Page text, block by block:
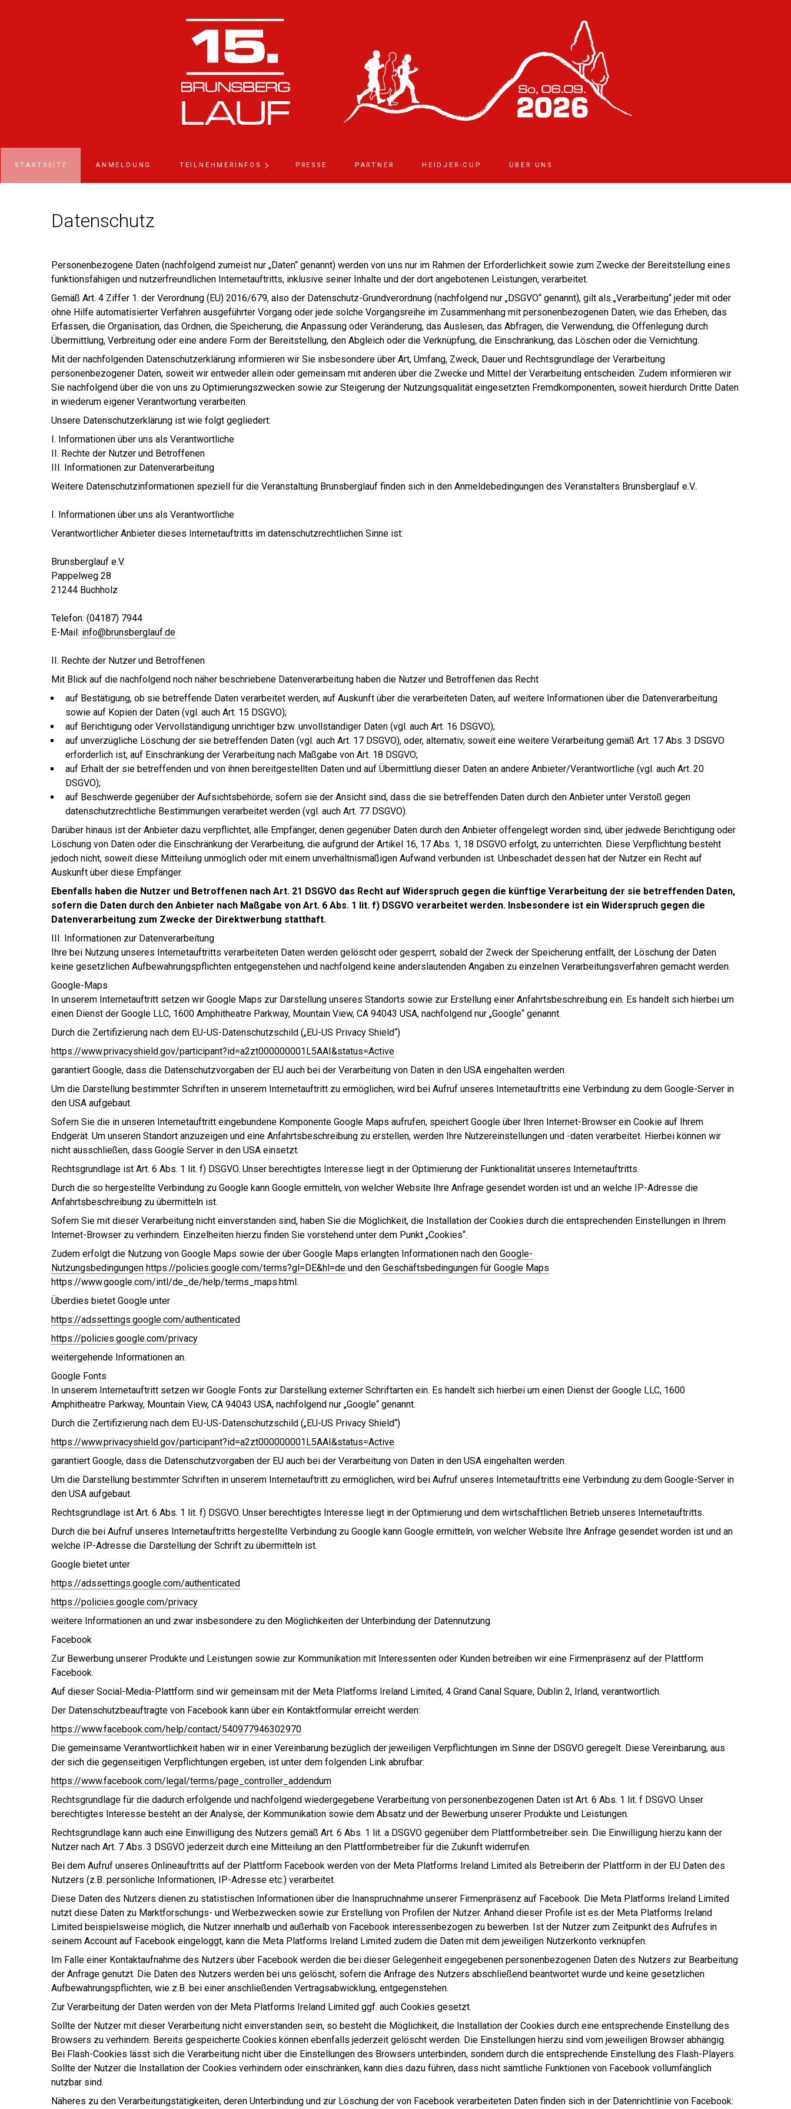
STARTSEITE ANMELDUNG TEILNEHMERINFOS PRESSE PARTNER HEIDJER-CUP ÜBER UNS
Datenschutz
Personenbezogene Daten (nachfolgend zumeist nur „Daten“ genannt) werden von uns nur im Rahmen der Erforderlichkeit sowie zum Zwecke der Bereitstellung eines
funktionsfähigen und nutzerfreundlichen Internetauftritts, inklusive seiner Inhalte und der dort angebotenen Leistungen, verarbeitet.
Gemäß Art. 4 Ziffer 1. der Verordnung (EU) 2016/679, also der Datenschutz-Grundverordnung (nachfolgend nur „DSGVO“ genannt), gilt als „Verarbeitung“ jeder mit oder
ohne Hilfe automatisierter Verfahren ausgeführter Vorgang oder jede solche Vorgangsreihe im Zusammenhang mit personenbezogenen Daten, wie das Erheben, das
Erfassen, die Organisation, das Ordnen, die Speicherung, die Anpassung oder Veränderung, das Auslesen, das Abfragen, die Verwendung, die Offenlegung durch
Übermittlung, Verbreitung oder eine andere Form der Bereitstellung, den Abgleich oder die Verknüpfung, die Einschränkung, das Löschen oder die Vernichtung.
Mit der nachfolgenden Datenschutzerklärung informieren wir Sie insbesondere über Art, Umfang, Zweck, Dauer und Rechtsgrundlage der Verarbeitung
personenbezogener Daten, soweit wir entweder allein oder gemeinsam mit anderen über die Zwecke und Mittel der Verarbeitung entscheiden. Zudem informieren wir
Sie nachfolgend über die von uns zu Optimierungszwecken sowie zur Steigerung der Nutzungsqualität eingesetzten Fremdkomponenten, soweit hierdurch Dritte Daten
in wiederum eigener Verantwortung verarbeiten.
Unsere Datenschutzerklärung ist wie folgt gegliedert:
I. Informationen über uns als Verantwortliche
II. Rechte der Nutzer und Betroffenen
III. Informationen zur Datenverarbeitung
Weitere Datenschutzinformationen speziell für die Veranstaltung Brunsberglauf finden sich in den Anmeldebedingungen des Veranstalters Brunsberglauf e.V..
I. Informationen über uns als Verantwortliche
Verantwortlicher Anbieter dieses Internetauftritts im datenschutzrechtlichen Sinne ist:
Brunsberglauf e.V.
Pappelweg 28
21244 Buchholz
Telefon: (04187) 7944
E-Mail: info@brunsberglauf.de
II. Rechte der Nutzer und Betroffenen
Mit Blick auf die nachfolgend noch näher beschriebene Datenverarbeitung haben die Nutzer und Betroffenen das Recht
auf Bestätigung, ob sie betreffende Daten verarbeitet werden, auf Auskunft über die verarbeiteten Daten, auf weitere Informationen über die Datenverarbeitung
sowie auf Kopien der Daten (vgl. auch Art. 15 DSGVO);
auf Berichtigung oder Vervollständigung unrichtiger bzw. unvollständiger Daten (vgl. auch Art. 16 DSGVO);
auf unverzügliche Löschung der sie betreffenden Daten (vgl. auch Art. 17 DSGVO), oder, alternativ, soweit eine weitere Verarbeitung gemäß Art. 17 Abs. 3 DSGVO
erforderlich ist, auf Einschränkung der Verarbeitung nach Maßgabe von Art. 18 DSGVO;
auf Erhalt der sie betreffenden und von ihnen bereitgestellten Daten und auf Übermittlung dieser Daten an andere Anbieter/Verantwortliche (vgl. auch Art. 20
DSGVO);
auf Beschwerde gegenüber der Aufsichtsbehörde, sofern sie der Ansicht sind, dass die sie betreffenden Daten durch den Anbieter unter Verstoß gegen
datenschutzrechtliche Bestimmungen verarbeitet werden (vgl. auch Art. 77 DSGVO).
Darüber hinaus ist der Anbieter dazu verpflichtet, alle Empfänger, denen gegenüber Daten durch den Anbieter offengelegt worden sind, über jedwede Berichtigung oder
Löschung von Daten oder die Einschränkung der Verarbeitung, die aufgrund der Artikel 16, 17 Abs. 1, 18 DSGVO erfolgt, zu unterrichten. Diese Verpflichtung besteht
jedoch nicht, soweit diese Mitteilung unmöglich oder mit einem unverhältnismäßigen Aufwand verbunden ist. Unbeschadet dessen hat der Nutzer ein Recht auf
Auskunft über diese Empfänger.
Ebenfalls haben die Nutzer und Betroffenen nach Art. 21 DSGVO das Recht auf Widerspruch gegen die künftige Verarbeitung der sie betreffenden Daten,
sofern die Daten durch den Anbieter nach Maßgabe von Art. 6 Abs. 1 lit. f) DSGVO verarbeitet werden. Insbesondere ist ein Widerspruch gegen die
Datenverarbeitung zum Zwecke der Direktwerbung statthaft.
III. Informationen zur Datenverarbeitung
Ihre bei Nutzung unseres Internetauftritts verarbeiteten Daten werden gelöscht oder gesperrt, sobald der Zweck der Speicherung entfällt, der Löschung der Daten
keine gesetzlichen Aufbewahrungspflichten entgegenstehen und nachfolgend keine anderslautenden Angaben zu einzelnen Verarbeitungsverfahren gemacht werden.
Google-Maps
In unserem Internetauftritt setzen wir Google Maps zur Darstellung unseres Standorts sowie zur Erstellung einer Anfahrtsbeschreibung ein. Es handelt sich hierbei um
einen Dienst der Google LLC, 1600 Amphitheatre Parkway, Mountain View, CA 94043 USA, nachfolgend nur „Google“ genannt.
Durch die Zertifizierung nach dem EU-US-Datenschutzschild („EU-US Privacy Shield“)
https://www.privacyshield.gov/participant?id=a2zt000000001L5AAI&status=Active
garantiert Google, dass die Datenschutzvorgaben der EU auch bei der Verarbeitung von Daten in den USA eingehalten werden.
Um die Darstellung bestimmter Schriften in unserem Internetauftritt zu ermöglichen, wird bei Aufruf unseres Internetauftritts eine Verbindung zu dem Google-Server in
den USA aufgebaut.
Sofern Sie die in unseren Internetauftritt eingebundene Komponente Google Maps aufrufen, speichert Google über Ihren Internet-Browser ein Cookie auf Ihrem
Endgerät. Um unseren Standort anzuzeigen und eine Anfahrtsbeschreibung zu erstellen, werden Ihre Nutzereinstellungen und -daten verarbeitet. Hierbei können wir
nicht ausschließen, dass Google Server in den USA einsetzt.
Rechtsgrundlage ist Art. 6 Abs. 1 lit. f) DSGVO. Unser berechtigtes Interesse liegt in der Optimierung der Funktionalität unseres Internetauftritts.
Durch die so hergestellte Verbindung zu Google kann Google ermitteln, von welcher Website Ihre Anfrage gesendet worden ist und an welche IP-Adresse die
Anfahrtsbeschreibung zu übermitteln ist.
Sofern Sie mit dieser Verarbeitung nicht einverstanden sind, haben Sie die Möglichkeit, die Installation der Cookies durch die entsprechenden Einstellungen in Ihrem
Internet-Browser zu verhindern. Einzelheiten hierzu finden Sie vorstehend unter dem Punkt „Cookies“.
Zudem erfolgt die Nutzung von Google Maps sowie der über Google Maps erlangten Informationen nach den Google-
Nutzungsbedingungen https://policies.google.com/terms?gl=DE&hl=de und den Geschäftsbedingungen für Google Maps
https://www.google.com/intl/de_de/help/terms_maps.html.
Überdies bietet Google unter
https://adssettings.google.com/authenticated
https://policies.google.com/privacy
weitergehende Informationen an.
Google Fonts
In unserem Internetauftritt setzen wir Google Fonts zur Darstellung externer Schriftarten ein. Es handelt sich hierbei um einen Dienst der Google LLC, 1600
Amphitheatre Parkway, Mountain View, CA 94043 USA, nachfolgend nur „Google“ genannt.
Durch die Zertifizierung nach dem EU-US-Datenschutzschild („EU-US Privacy Shield“)
https://www.privacyshield.gov/participant?id=a2zt000000001L5AAI&status=Active
garantiert Google, dass die Datenschutzvorgaben der EU auch bei der Verarbeitung von Daten in den USA eingehalten werden.
Um die Darstellung bestimmter Schriften in unserem Internetauftritt zu ermöglichen, wird bei Aufruf unseres Internetauftritts eine Verbindung zu dem Google-Server in
den USA aufgebaut.
Rechtsgrundlage ist Art. 6 Abs. 1 lit. f) DSGVO. Unser berechtigtes Interesse liegt in der Optimierung und dem wirtschaftlichen Betrieb unseres Internetauftritts.
Durch die bei Aufruf unseres Internetauftritts hergestellte Verbindung zu Google kann Google ermitteln, von welcher Website Ihre Anfrage gesendet worden ist und an
welche IP-Adresse die Darstellung der Schrift zu übermitteln ist.
Google bietet unter
https://adssettings.google.com/authenticated
https://policies.google.com/privacy
weitere Informationen an und zwar insbesondere zu den Möglichkeiten der Unterbindung der Datennutzung.
Facebook
Zur Bewerbung unserer Produkte und Leistungen sowie zur Kommunikation mit Interessenten oder Kunden betreiben wir eine Firmenpräsenz auf der Plattform
Facebook.
Auf dieser Social-Media-Plattform sind wir gemeinsam mit der Meta Platforms Ireland Limited, 4 Grand Canal Square, Dublin 2, Irland, verantwortlich.
Der Datenschutzbeauftragte von Facebook kann über ein Kontaktformular erreicht werden:
https://www.facebook.com/help/contact/540977946302970
Die gemeinsame Verantwortlichkeit haben wir in einer Vereinbarung bezüglich der jeweiligen Verpflichtungen im Sinne der DSGVO geregelt. Diese Vereinbarung, aus
der sich die gegenseitigen Verpflichtungen ergeben, ist unter dem folgenden Link abrufbar:
https://www.facebook.com/legal/terms/page_controller_addendum
Rechtsgrundlage für die dadurch erfolgende und nachfolgend wiedergegebene Verarbeitung von personenbezogenen Daten ist Art. 6 Abs. 1 lit. f DSGVO. Unser
berechtigtes Interesse besteht an der Analyse, der Kommunikation sowie dem Absatz und der Bewerbung unserer Produkte und Leistungen.
Rechtsgrundlage kann auch eine Einwilligung des Nutzers gemäß Art. 6 Abs. 1 lit. a DSGVO gegenüber dem Plattformbetreiber sein. Die Einwilligung hierzu kann der
Nutzer nach Art. 7 Abs. 3 DSGVO jederzeit durch eine Mitteilung an den Plattformbetreiber für die Zukunft widerrufen.
Bei dem Aufruf unseres Onlineauftritts auf der Plattform Facebook werden von der Meta Platforms Ireland Limited als Betreiberin der Plattform in der EU Daten des
Nutzers (z.B. persönliche Informationen, IP-Adresse etc.) verarbeitet.
Diese Daten des Nutzers dienen zu statistischen Informationen über die Inanspruchnahme unserer Firmenpräsenz auf Facebook. Die Meta Platforms Ireland Limited
nutzt diese Daten zu Marktforschungs- und Werbezwecken sowie zur Erstellung von Profilen der Nutzer. Anhand dieser Profile ist es der Meta Platforms Ireland
Limited beispielsweise möglich, die Nutzer innerhalb und außerhalb von Facebook interessenbezogen zu bewerben. Ist der Nutzer zum Zeitpunkt des Aufrufes in
seinem Account auf Facebook eingeloggt, kann die Meta Platforms Ireland Limited zudem die Daten mit dem jeweiligen Nutzerkonto verknüpfen.
Im Falle einer Kontaktaufnahme des Nutzers über Facebook werden die bei dieser Gelegenheit eingegebenen personenbezogenen Daten des Nutzers zur Bearbeitung
der Anfrage genutzt. Die Daten des Nutzers werden bei uns gelöscht, sofern die Anfrage des Nutzers abschließend beantwortet wurde und keine gesetzlichen
Aufbewahrungspflichten, wie z.B. bei einer anschließenden Vertragsabwicklung, entgegenstehen.
Zur Verarbeitung der Daten werden von der Meta Platforms Ireland Limited ggf. auch Cookies gesetzt.
Sollte der Nutzer mit dieser Verarbeitung nicht einverstanden sein, so besteht die Möglichkeit, die Installation der Cookies durch eine entsprechende Einstellung des
Browsers zu verhindern. Bereits gespeicherte Cookies können ebenfalls jederzeit gelöscht werden. Die Einstellungen hierzu sind vom jeweiligen Browser abhängig.
Bei Flash-Cookies lässt sich die Verarbeitung nicht über die Einstellungen des Browsers unterbinden, sondern durch die entsprechende Einstellung des Flash-Players.
Sollte der Nutzer die Installation der Cookies verhindern oder einschränken, kann dies dazu führen, dass nicht sämtliche Funktionen von Facebook vollumfänglich
nutzbar sind.
Näheres zu den Verarbeitungstätigkeiten, deren Unterbindung und zur Löschung der von Facebook verarbeiteten Daten finden sich in der Datenrichtlinie von Facebook: